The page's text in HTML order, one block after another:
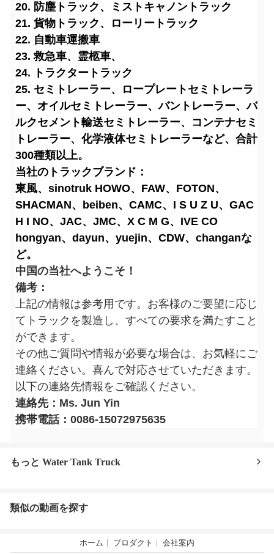
20. 防塵トラック、ミストキャノントラック
21. 貨物トラック、ローリートラック
22. 自動車運搬車
23. 救急車、霊柩車、
24. トラクタートラック
25. セミトレーラー、ロープレートセミトレーラ
ー、オイルセミトレーラー、バントレーラー、バ
ルクセメント輸送セミトレーラー、コンテナセミ
トレーラー、化学液体セミトレーラーなど、合計
300種類以上。
当社のトラックブランド：
東風、sinotruk HOWO、FAW、FOTON、
SHACMAN、beiben、CAMC、I S U Z U、GAC
H I NO、JAC、JMC、X C M G、IVE CO
hongyan、dayun、yuejin、CDW、changanな
ど。
中国の当社へようこそ！
備考：
上記の情報は参考用です。お客様のご要望に応じ
てトラックを製造し、すべての要求を満たすこと
ができます。
その他ご質問や情報が必要な場合は、お気軽にご
連絡ください。喜んで対応させていただきます。
以下の連絡先情報をご確認ください。
連絡先：Ms. Jun Yin
携帯電話：0086-15072975635
もっと Water Tank Truck
類似の動画を探す
ホーム プロダクト 会社案内